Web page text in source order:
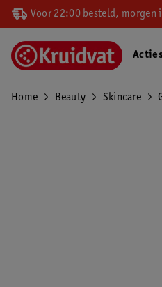
Voor 22:00 besteld, morgen
Home Beauty Skincare